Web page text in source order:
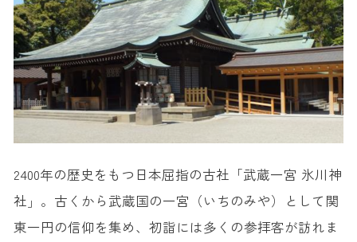
2400年の歴史をもつ日本屈指の古社「武蔵一宮 氷川神
社」。古くから武蔵国の一宮（いちのみや）として関
東一円の信仰を集め、初詣には多くの参拝客が訪れま